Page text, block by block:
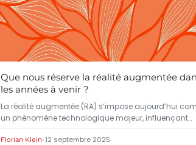
Que nous réserve la réalité augmentée
les années à venir ?
La réalité augmentée (RA) s’impose aujourd’hui
un phénomène technologique majeur, influençant…
Florian Klein•12 septembre 2025